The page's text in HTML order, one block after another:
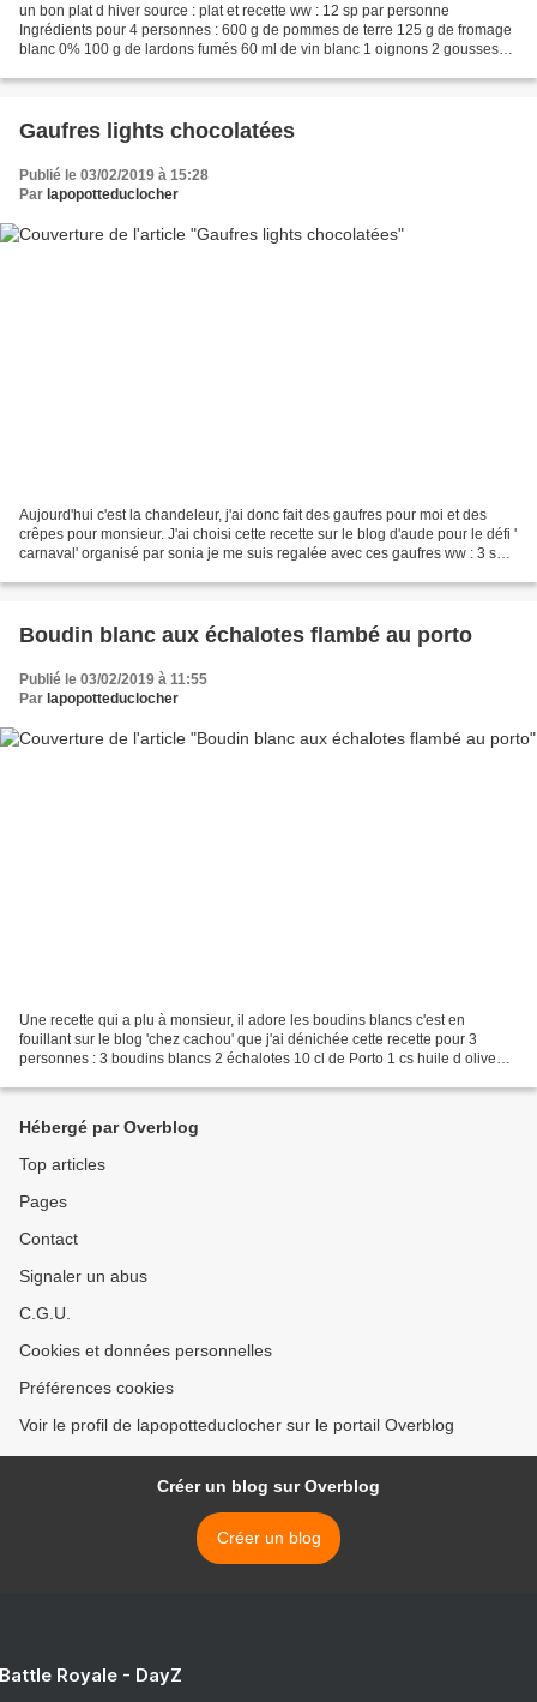
un bon plat d hiver source : plat et recette ww : 12 sp par personne
Ingrédients pour 4 personnes : 600 g de pommes de terre 125 g de fromage
blanc 0% 100 g de lardons fumés 60 ml de vin blanc 1 oignons 2 gousses
Gaufres lights chocolatées
Publié le 03/02/2019 à 15:28
Par lapopotteduclocher
Aujourd'hui c'est la chandeleur, j'ai donc fait des gaufres pour moi et des
crêpes pour monsieur. J'ai choisi cette recette sur le blog d'aude pour le défi '
carnaval' organisé par sonia je me suis regalée avec ces gaufres ww : 3 sp
Boudin blanc aux échalotes flambé au porto
Publié le 03/02/2019 à 11:55
Par lapopotteduclocher
Une recette qui a plu à monsieur, il adore les boudins blancs c'est en
fouillant sur le blog 'chez cachou' que j'ai dénichée cette recette pour 3
personnes : 3 boudins blancs 2 échalotes 10 cl de Porto 1 cs huile d olive
Hébergé par Overblog
Top articles
Pages
Contact
Signaler un abus
C.G.U.
Cookies et données personnelles
Préférences cookies
Voir le profil de lapopotteduclocher sur le portail Overblog
Créer un blog sur Overblog
Créer un blog
Royale - DayZ